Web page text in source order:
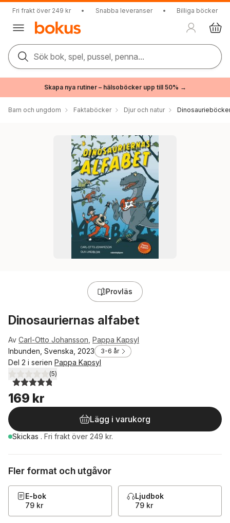
Fri frakt över 249 kr • Snabba leveranser • Billiga böcker
Sök bok, spel, pussel, penna...
Skapa nya rutiner – hälsoböcker upp till 50% →
Barn och ungdom Faktaböcker Djur och natur
Provläs
Dinosauriernas alfabet
Av Carl-Otto Johansson Pappa Kapsyl
Inbunden, Svenska, 2023
3-6 år
Del 2 i serien Pappa Kapsyl
4,8utav 5 stjärnor. Totalt antal röster:
(5)
169 kr
Lägg i varukorg
Skickas . Fri frakt över 249 kr.
Fler format och utgåvor
E-bok
79 kr
Ljudbok
79 kr